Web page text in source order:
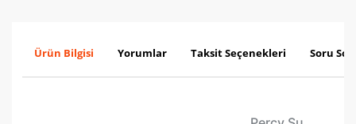
Ürün Bilgisi Yorumlar Taksit Seçenekleri Soru